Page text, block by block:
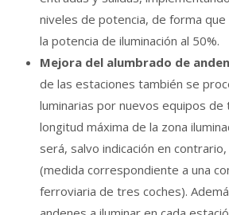
niveles de potencia, de forma
la potencia de iluminación al 50%.
Mejora del alumbrado de
de las estaciones también se
luminarias por nuevos equipos de
longitud máxima de la zona
será, salvo indicación en
(medida correspondiente a una
ferroviaria de tres coches).